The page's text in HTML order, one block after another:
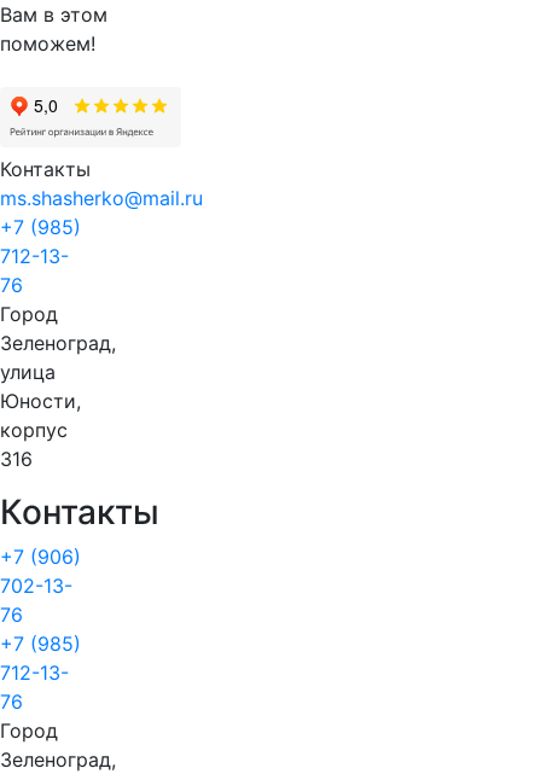
Вам в этом
поможем!
Контакты
ms.shasherko@mail.ru
+7 (985)
712-13-
76
Город
Зеленоград,
улица
Юности,
корпус
316
Контакты
+7 (906)
702-13-
76
+7 (985)
712-13-
76
Город
Зеленоград,